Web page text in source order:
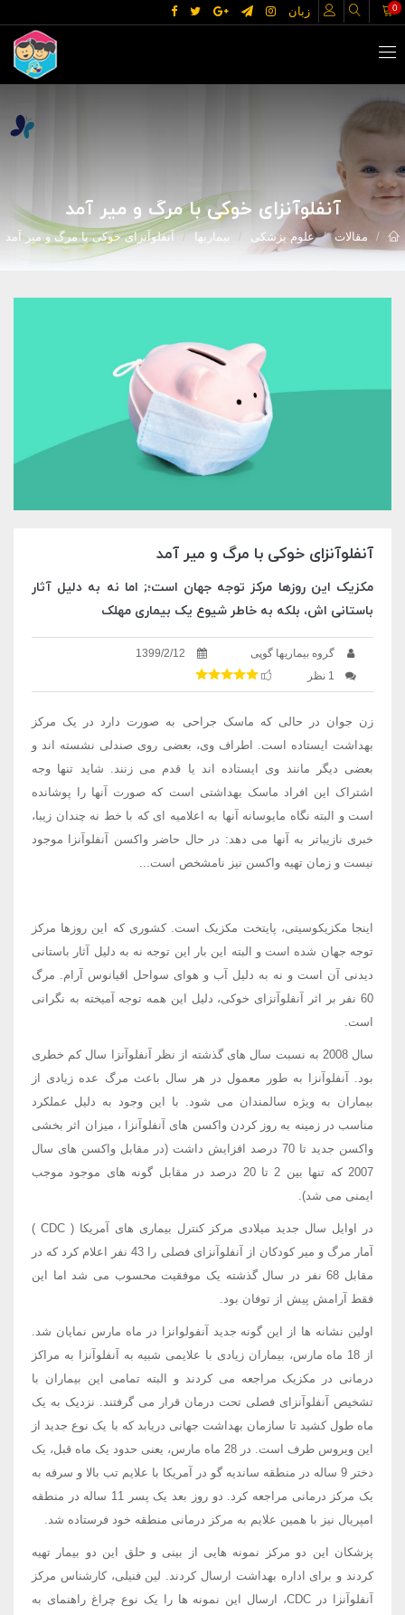
زبان 0
آنفلوآنزای خوکی با مرگ و میر آمد
مقالات علوم پزشکی بیماریها آنفلوآنزای خوکی با مرگ و میر آمد
آنفلوآنزای خوکی با مرگ و میر آمد
مکزیک این روزها مرکز توجه جهان است؛; اما نه به دلیل آثار
باستانی اش، بلکه به خاطر شیوع یک بیماری مهلک
گروه بیماریها گوپی
1399/2/12
1 نظر
زن جوان در حالی که ماسک جراحی به صورت دارد در یک مرکز
بهداشت ایستاده است. اطراف وی، بعضی روی صندلی نشسته اند و
بعضی دیگر مانند وی ایستاده اند یا قدم می زنند. شاید تنها وجه
اشتراک این افراد ماسک بهداشتی است که صورت آنها را پوشانده
است و البته نگاه مایوسانه آنها به اعلامیه ای که با خط نه چندان زیبا،
خبری نازیباتر به آنها می دهد: در حال حاضر واکسن آنفلوآنزا موجود
نیست و زمان تهیه واکسن نیز نامشخص است...
اینجا مکزیکوسیتی، پایتخت مکزیک است. کشوری که این روزها مرکز
توجه جهان شده است و البته این بار این توجه نه به دلیل آثار باستانی
دیدنی آن است و نه به دلیل آب و هوای سواحل اقیانوس آرام. مرگ
60 نفر بر اثر آنفلوآنزای خوکی، دلیل این همه توجه آمیخته به نگرانی
است.
سال 2008 به نسبت سال های گذشته از نظر آنفلوآنزا سال کم خطری
بود. آنفلوآنزا به طور معمول در هر سال باعث مرگ عده زیادی از
بیماران به ویژه سالمندان می شود. با این وجود به دلیل عملکرد
مناسب در زمینه به روز کردن واکسن های آنفلوآنزا ، میزان اثر بخشی
واکسن جدید تا 70 درصد افزایش داشت (در مقابل واکسن های سال
2007 که تنها بین 2 تا 20 درصد در مقابل گونه های موجود موجب
ایمنی می شد).
در اوایل سال جدید میلادی مرکز کنترل بیماری های آمریکا ( CDC )
آمار مرگ و میر کودکان از آنفلوآنزای فصلی را 43 نفر اعلام کرد که در
مقابل 68 نفر در سال گذشته یک موفقیت محسوب می شد اما این
فقط آرامش پیش از توفان بود.
اولین نشانه ها از این گونه جدید آنفولوانزا در ماه مارس نمایان شد.
از 18 ماه مارس، بیماران زیادی با علایمی شبیه به آنفلوآنزا به مراکز
درمانی در مکزیک مراجعه می کردند و البته تمامی این بیماران با
تشخیص آنفلوآنزای فصلی تحت درمان قرار می گرفتند. نزدیک به یک
ماه طول کشید تا سازمان بهداشت جهانی دریابد که با یک نوع جدید از
این ویروس طرف است. در 28 ماه مارس، یعنی حدود یک ماه قبل، یک
دختر 9 ساله در منطقه ساندیه گو در آمریکا با علایم تب بالا و سرفه به
یک مرکز درمانی مراجعه کرد. دو روز بعد یک پسر 11 ساله در منطقه
امپریال نیز با همین علایم به مرکز درمانی منطقه خود فرستاده شد.
پزشکان این دو مرکز نمونه هایی از بینی و حلق این دو بیمار تهیه
کردند و برای اداره بهداشت ارسال کردند. لین فنیلی، کارشناس مرکز
آنفلوآنزا در CDC، ارسال این نمونه ها را یک نوع چراغ راهنمای به